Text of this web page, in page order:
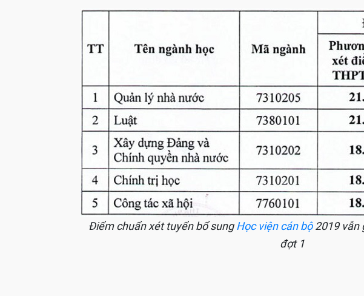
Điểm chuẩn xét tuyển bổ sungHọc viện cán bộ2019 vẫn
đợt 1